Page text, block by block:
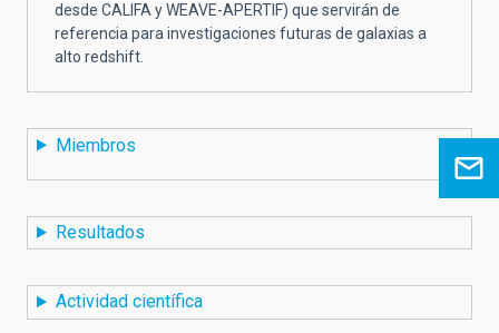
desde CALIFA y WEAVE-APERTIF) que servirán de
referencia para investigaciones futuras de galaxias a
alto redshift.
Miembros
Resultados
Actividad científica